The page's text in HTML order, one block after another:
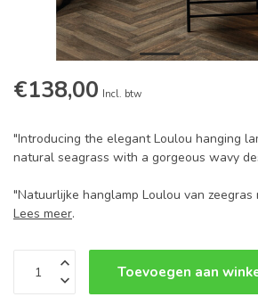
€138,00 Incl. btw
"Introducing the elegant Loulou hanging
natural seagrass with a gorgeous wavy
"Natuurlijke hanglamp Loulou van
Lees meer.
Toevoegen aan